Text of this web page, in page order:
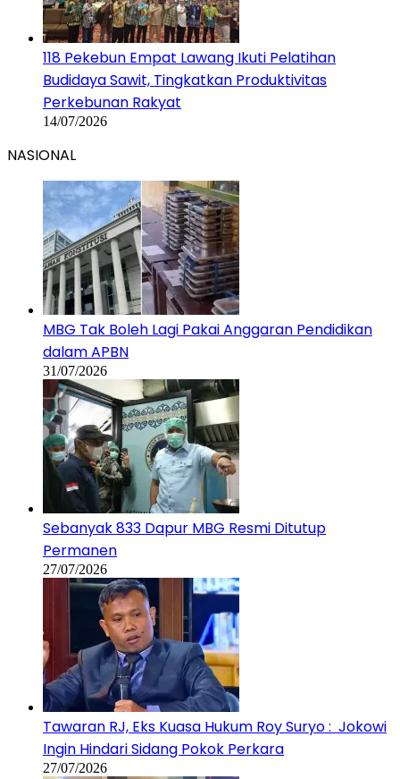
118 Pekebun Empat Lawang Ikuti Pelatihan
Budidaya Sawit, Tingkatkan Produktivitas
Perkebunan Rakyat
14/07/2026
NASIONAL
MBG Tak Boleh Lagi Pakai Anggaran Pendidikan
dalam APBN
31/07/2026
Sebanyak 833 Dapur MBG Resmi Ditutup
Permanen
27/07/2026
Tawaran RJ, Eks Kuasa Hukum Roy Suryo : Jokowi
Ingin Hindari Sidang Pokok Perkara
27/07/2026